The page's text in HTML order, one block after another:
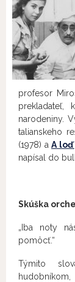
profesor
prekladateľ,
narodeniny.
talianskeho
(1978) a A
napísal do
Skúška
„Iba noty
pomôcť.“
Týmito